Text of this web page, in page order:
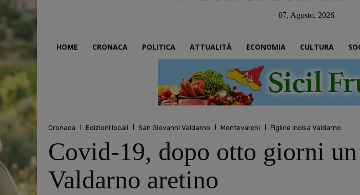
07, Agosto, 2026
HOME CRONACA POLITICA ATTUALITÀ ECONOMIA CULTURA
Cronaca Edizioni locali San Giovanni Valdarno Montevarchi Figline Incisa Valdarno
Covid-19, dopo otto giorni
Valdarno aretino